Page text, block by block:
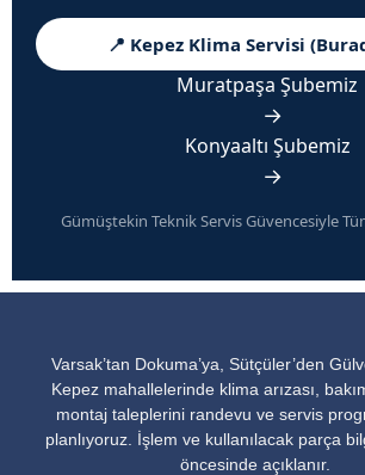
📍 Kepez Klima Servisi
Muratpaşa Şubemiz
→
Konyaaltı Şubemiz
→
Gümüştekin Teknik Servis Güvencesiyle
Varsak’tan Dokuma’ya, Sütçüler’den
Kepez mahallelerinde klima arızası,
montaj taleplerini randevu ve servis
planlıyoruz. İşlem ve kullanılacak parça
öncesinde açıklanır.